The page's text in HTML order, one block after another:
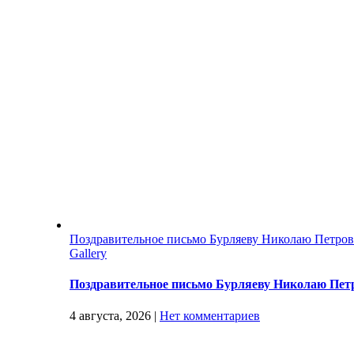
Поздравительное письмо Бурляеву Николаю
Gallery
Поздравительное письмо Бурляеву Николаю
4 августа, 2026 | Нет комментариев